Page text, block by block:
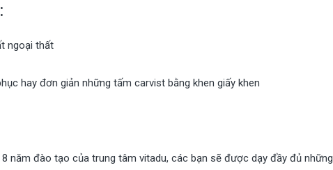
ngoại thất
hay đơn giản những tấm carvist bằng khen giấy khen
năm đào tạo của trung tâm vitadu, các bạn sẽ được dạy đầy đủ những